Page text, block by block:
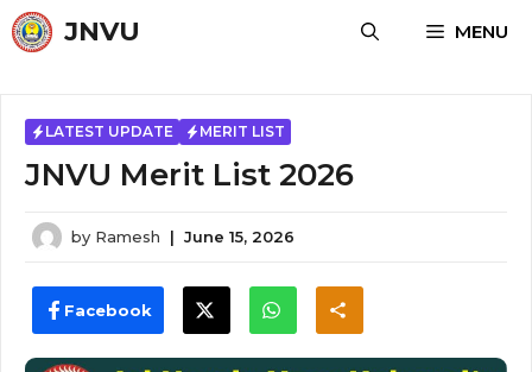
Skip
to
JNVU MENU
LATEST UPDATE MERIT LIST
JNVU Merit List 2026
by Ramesh | June 15, 2026
Facebook